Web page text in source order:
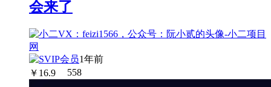
会来了
1年前
￥ 16.9 558